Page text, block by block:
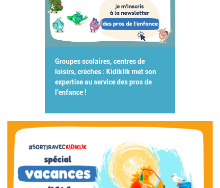
Groupes scolaires, centres de
loisirs, crèches : Kidiklik met son
expertise au service des pros de
l'enfance !